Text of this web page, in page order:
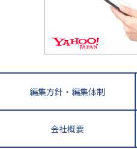
長
鹿児島県
教育ジャーナリストが徹
編集方針・編集体制
会社概要